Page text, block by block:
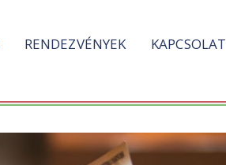
RENDEZVÉNYEK KAPCSOLAT